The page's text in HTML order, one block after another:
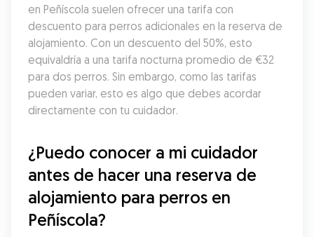
en Peñíscola suelen ofrecer una tarifa con
descuento para perros adicionales en la reserva de
alojamiento. Con un descuento del 50%, esto
equivaldría a una tarifa nocturna promedio de €32
para dos perros. Sin embargo, como las tarifas
pueden variar, esto es algo que debes acordar
directamente con tu cuidador.
¿Puedo conocer a mi cuidador
antes de hacer una reserva de
alojamiento para perros en
Peñíscola?